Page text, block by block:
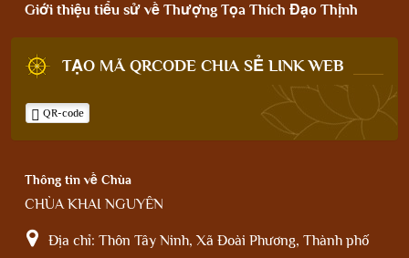
Giới thiệu tiểu sử về Thượng Tọa Thích Đạo Thịnh
TẠO MÃ QRCODE CHIA SẺ LINK WEB
QR-code
Thông tin về Chùa
CHÙA KHAI NGUYÊN
Địa chỉ: Thôn Tây Ninh, Xã Đoài Phương, Thành phố